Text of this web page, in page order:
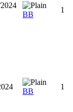
BB
1
ВВ
1